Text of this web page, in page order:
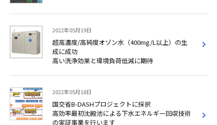
2022年05月19日
超高濃度/高純度オゾン水（400mg/L以上）の生
成に成功
高い洗浄効果と環境負荷低減に期待
2022年05月18日
国交省B-DASHプロジェクトに採択
高効率最初沈殿池による下水エネルギー回収技術
の実証事業を行います